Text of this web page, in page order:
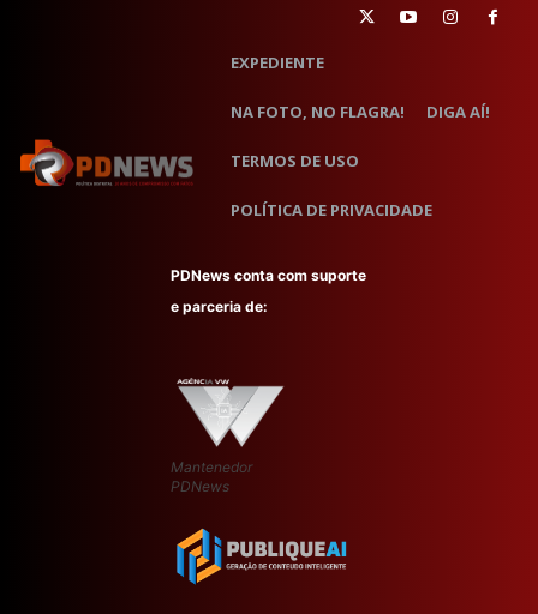
EXPEDIENTE
NA FOTO, NO FLAGRA! DIGA AÍ!
TERMOS DE USO
POLÍTICA DE PRIVACIDADE
PDNews conta com suporte
e parceria de:
Mantenedor
PDNews